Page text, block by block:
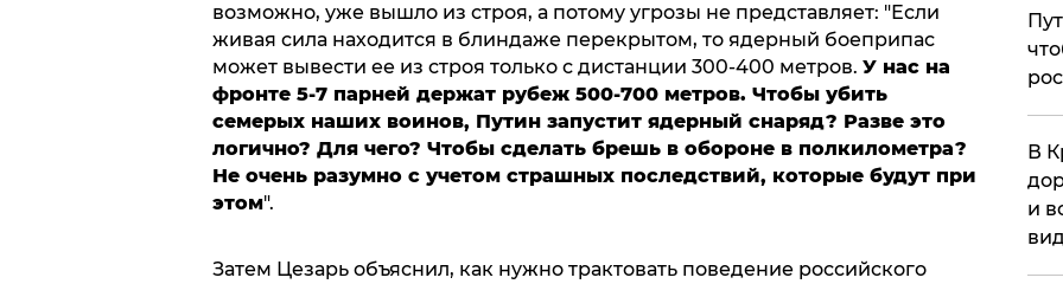
возможно, уже вышло из строя, а потому угрозы не представляет: "Если
живая сила находится в блиндаже перекрытом, то ядерный боеприпас
может вывести ее из строя только с дистанции 300-400 метров. У нас на
фронте 5-7 парней держат рубеж 500-700 метров. Чтобы убить
семерых наших воинов, Путин запустит ядерный снаряд? Разве это
логично? Для чего? Чтобы сделать брешь в обороне в полкилометра?
Не очень разумно с учетом страшных последствий, которые будут при
этом".
Затем Цезарь объяснил, как нужно трактовать поведение российского
В
и